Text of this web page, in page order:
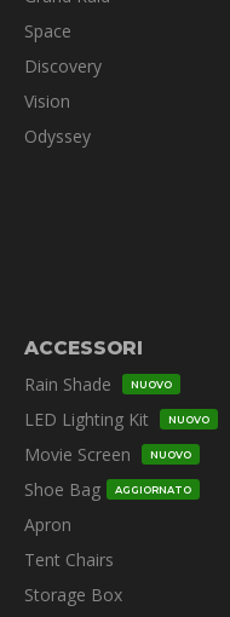
Space
Discovery
Vision
Odyssey
ACCESSORI
Rain Shade
NUOVO
LED Lighting Kit NUOVO
Movie Screen NUOVO
Shoe Bag AGGIORNATO
Apron
Tent Chairs
Storage Box